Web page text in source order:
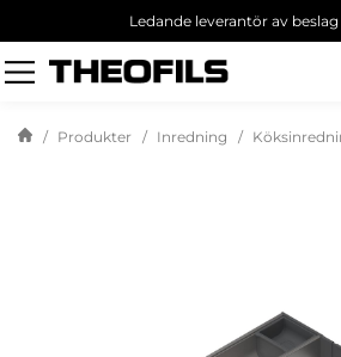
Ledande leverantör av beslag
Sök
produkt
Produkter Inredning